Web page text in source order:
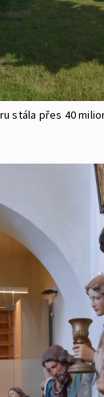
stála přes 40